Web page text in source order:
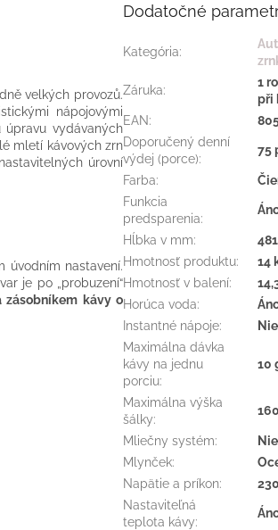
velkých provozů.
nápojovými
úpravu vydávaných
mletí kávových zrn
úrovní
úvodním nastavení.
je po „probuzení“
zásobníkem kávy o
Dodatočné
Kategória:
Záruka:
1
při
EAN:
Doporučený denní
výdej (porce):
75
Farba:
Funkcia
predsparenia:
Hĺbka v mm:
481
Hmotnosť produktu:
14
Hmotnosť v balení:
Horúca voda:
Instantné nápoje:
Nie
Maximálna dávka
kávy na jednu
porciu:
10
Maximálna výška
šálky:
Mliečny systém:
Nie
Mlynček:
Napätie a príkon:
Nastaviteľná
teplota kávy: